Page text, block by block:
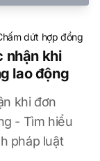
dứt hợp đồng
nhận khi
lao động
khi đơn
- Tìm hiểu
pháp luật